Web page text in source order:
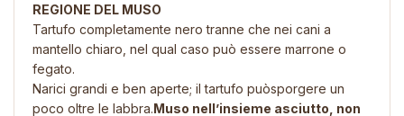
REGIONE DEL MUSO
Tartufo completamente nero tranne che nei cani a
mantello chiaro, nel qual caso può essere marrone o
fegato.
Narici grandi e ben aperte; il tartufo puòsporgere un
poco oltre le labbra.Muso nell’insieme asciutto, non